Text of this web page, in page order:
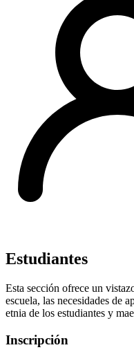
Estudiantes
Esta sección ofrece un
escuela, las necesidades de
etnia de los estudiantes y
Inscripción